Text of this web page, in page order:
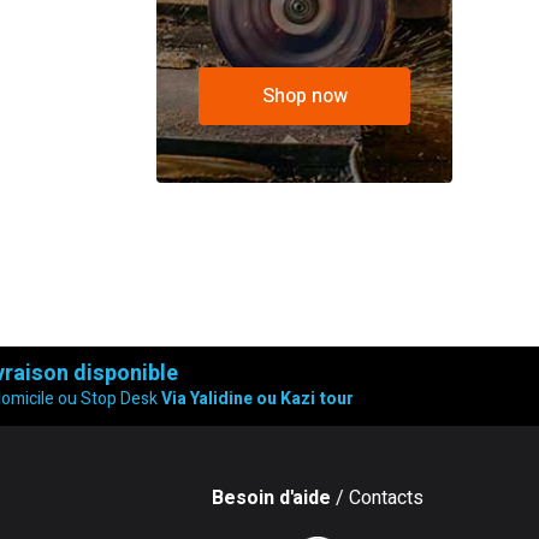
Shop now
disponible
ou Stop DeskVia Yalidine ou Kazi tour
Besoin d'aide / Contacts